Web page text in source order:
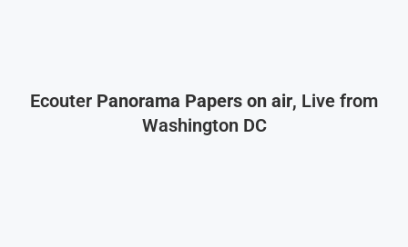
Ecouter Panorama Papers on air, Live from
Washington DC